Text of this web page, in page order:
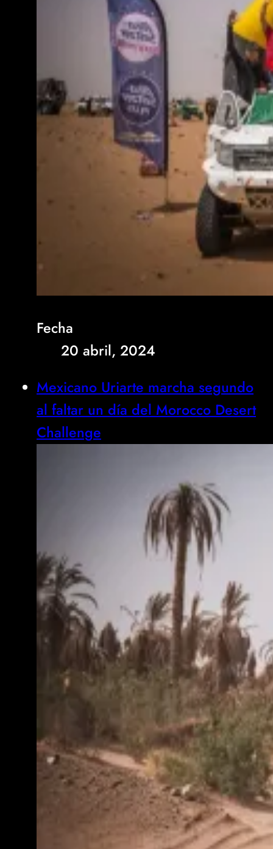
Fecha
20 abril, 2024
Mexicano Uriarte marcha segundo
al faltar un día del Morocco Desert
Challenge